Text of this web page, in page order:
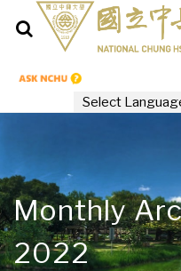
Monthly
2022